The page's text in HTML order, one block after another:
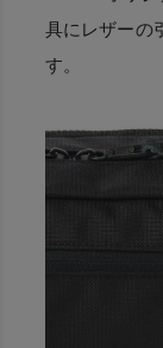
具にレザーの
す。